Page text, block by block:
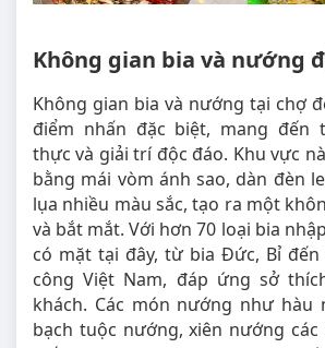
Không gian bia và nướng
Không gian bia và nướng tại chợ
điểm nhấn đặc biệt, mang đến
thực và giải trí độc đáo. Khu vực
bằng mái vòm ánh sao, dàn đèn
lụa nhiều màu sắc, tạo ra một
và bắt mắt. Với hơn 70 loại bia
có mặt tại đây, từ bia Đức, Bỉ
công Việt Nam, đáp ứng sở
khách. Các món nướng như hàu
bạch tuộc nướng, xiên nướng các